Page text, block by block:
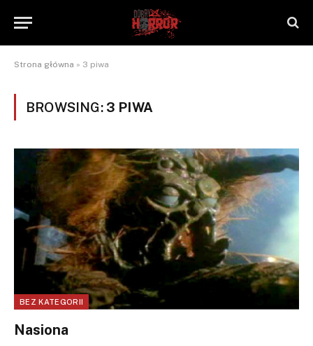
Strona główna » 3 piwa
BROWSING: 3 PIWA
BEZ KATEGORII
Nasiona